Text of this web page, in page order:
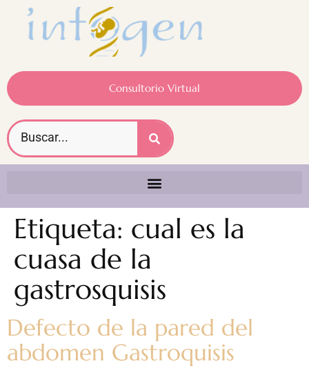
Consultorio Virtual
Etiqueta: cual es la
cuasa de la
gastrosquisis
Defecto de la pared del
abdomen Gastroquisis